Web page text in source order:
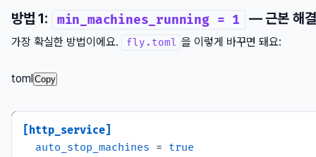
방법 1: min_machines_running = 1 — 근본 해
가장 확실한 방법이에요. fly.toml 을 이렇게 바꾸면 돼요:
toml Copy
[http_service]
auto_stop_machines = true